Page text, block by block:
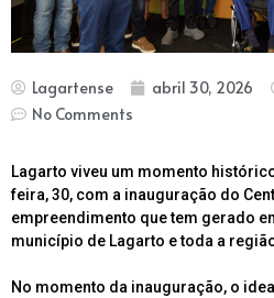
Lagartense abril 30, 2026
No Comments
Lagarto viveu um momento
feira, 30, com a inauguração do
empreendimento que tem gerado
município de Lagarto e toda a
No momento da inauguração, o